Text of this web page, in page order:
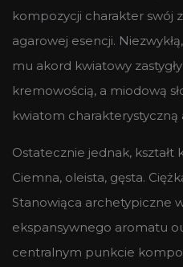
kompozycji charakter swój
agarowej esencji.
mu akord kwiatowy
kremowością, a miodową
kwiatom charakterystyczną
Ostatecznie jednak, kształt
Ciemna, oleista, gęsta.
Stanowiąca archetypiczne
ekspansywnego aromatu
centralnym punkcie